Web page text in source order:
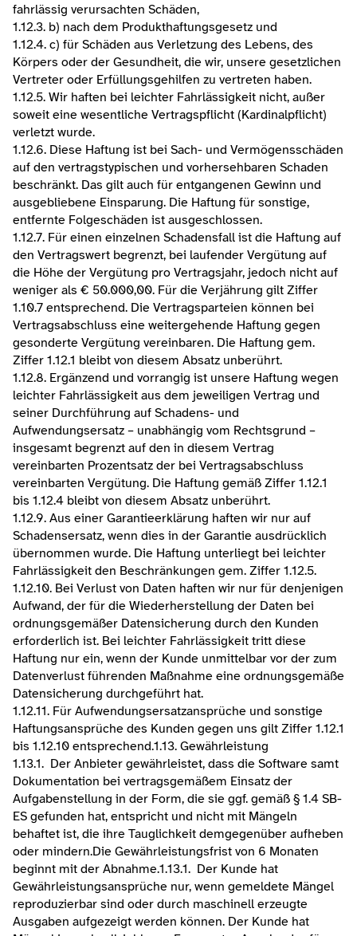
fahrlässig verursachten Schäden,
1.12.3. b) nach dem Produkthaftungsgesetz und
1.12.4. c) für Schäden aus Verletzung des Lebens, des
Körpers oder der Gesundheit, die wir, unsere gesetzlichen
Vertreter oder Erfüllungsgehilfen zu vertreten haben.
1.12.5. Wir haften bei leichter Fahrlässigkeit nicht, außer
soweit eine wesentliche Vertragspflicht (Kardinalpflicht)
verletzt wurde.
1.12.6. Diese Haftung ist bei Sach- und Vermögensschäden
auf den vertragstypischen und vorhersehbaren Schaden
beschränkt. Das gilt auch für entgangenen Gewinn und
ausgebliebene Einsparung. Die Haftung für sonstige,
entfernte Folgeschäden ist ausgeschlossen.
1.12.7. Für einen einzelnen Schadensfall ist die Haftung auf
den Vertragswert begrenzt, bei laufender Vergütung auf
die Höhe der Vergütung pro Vertragsjahr, jedoch nicht auf
weniger als € 50.000,00. Für die Verjährung gilt Ziffer
1.10.7 entsprechend. Die Vertragsparteien können bei
Vertragsabschluss eine weitergehende Haftung gegen
gesonderte Vergütung vereinbaren. Die Haftung gem.
Ziffer 1.12.1 bleibt von diesem Absatz unberührt.
1.12.8. Ergänzend und vorrangig ist unsere Haftung wegen
leichter Fahrlässigkeit aus dem jeweiligen Vertrag und
seiner Durchführung auf Schadens- und
Aufwendungsersatz – unabhängig vom Rechtsgrund –
insgesamt begrenzt auf den in diesem Vertrag
vereinbarten Prozentsatz der bei Vertragsabschluss
vereinbarten Vergütung. Die Haftung gemäß Ziffer 1.12.1
bis 1.12.4 bleibt von diesem Absatz unberührt.
1.12.9. Aus einer Garantieerklärung haften wir nur auf
Schadensersatz, wenn dies in der Garantie ausdrücklich
übernommen wurde. Die Haftung unterliegt bei leichter
Fahrlässigkeit den Beschränkungen gem. Ziffer 1.12.5.
1.12.10. Bei Verlust von Daten haften wir nur für denjenigen
Aufwand, der für die Wiederherstellung der Daten bei
ordnungsgemäßer Datensicherung durch den Kunden
erforderlich ist. Bei leichter Fahrlässigkeit tritt diese
Haftung nur ein, wenn der Kunde unmittelbar vor der zum
Datenverlust führenden Maßnahme eine ordnungsgemäße
Datensicherung durchgeführt hat.
1.12.11. Für Aufwendungsersatzansprüche und sonstige
Haftungsansprüche des Kunden gegen uns gilt Ziffer 1.12.1
bis 1.12.10 entsprechend.​1.13. Gewährleistung
1.13.1.  Der Anbieter gewährleistet, dass die Software samt
Dokumentation bei vertragsgemäßem Einsatz der
Aufgabenstellung in der Form, die sie ggf. gemäß § 1.4 SB-
ES gefunden hat, entspricht und nicht mit Mängeln
behaftet ist, die ihre Tauglichkeit demgegenüber aufheben
oder mindern.Die Gewährleistungsfrist von 6 Monaten
beginnt mit der Abnahme.1.13.1.  Der Kunde hat
Gewährleistungsansprüche nur, wenn gemeldete Mängel
reproduzierbar sind oder durch maschinell erzeugte
Ausgaben aufgezeigt werden können. Der Kunde hat